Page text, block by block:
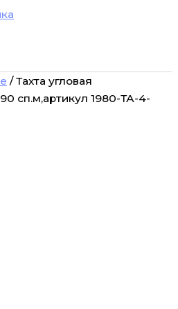
/ Тахта угловая
сп.м,артикул 1980-ТА-4-